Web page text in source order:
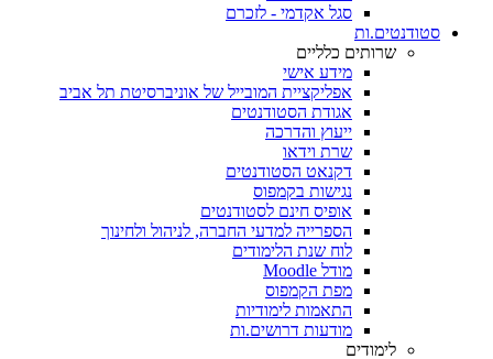
סגל אקדמי - לזכרם
סטודנטים.ות
שרותים כלליים
מידע אישי
אפליקציית המובייל של אוניברסיטת תל אביב
אגודת הסטודנטים
ייעוץ והדרכה
שרת וידאו
דקנאט הסטודנטים
נגישות בקמפוס
אופיס חינם לסטודנטים
הספרייה למדעי החברה, לניהול ולחינוך
לוח שנת הלימודים
מודל Moodle
מפת הקמפוס
התאמות לימודיות
מודעות דרושים.ות
לימודים